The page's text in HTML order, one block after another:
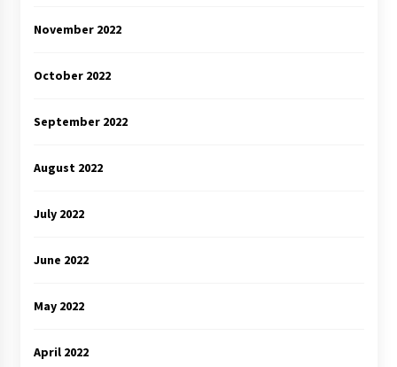
November 2022
October 2022
September 2022
August 2022
July 2022
June 2022
May 2022
April 2022